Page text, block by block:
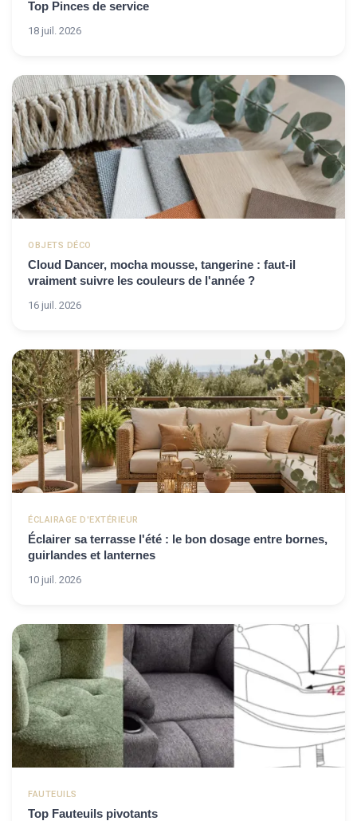
Top Pinces de service
18 juil. 2026
OBJETS DÉCO
Cloud Dancer, mocha mousse, tangerine : faut-il
vraiment suivre les couleurs de l'année ?
16 juil. 2026
ÉCLAIRAGE D'EXTÉRIEUR
Éclairer sa terrasse l'été : le bon dosage entre bornes,
guirlandes et lanternes
10 juil. 2026
FAUTEUILS
Top Fauteuils pivotants